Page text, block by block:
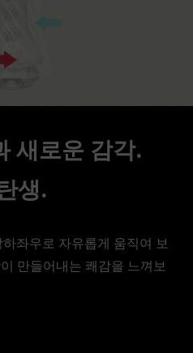
새로운 감각.
생.
좌우로 자유롭게 움직여 보
만들어내는 쾌감을 느껴보